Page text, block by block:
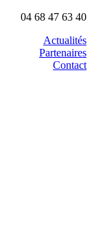
04 68 47 63 40
Actualités
Partenaires
Contact